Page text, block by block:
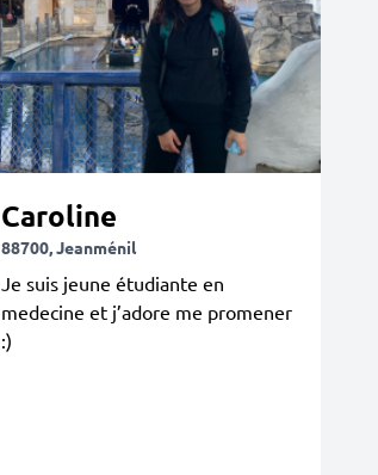
Caroline
88700, Jeanménil
Je suis jeune étudiante en
medecine et j’adore me promener
:)